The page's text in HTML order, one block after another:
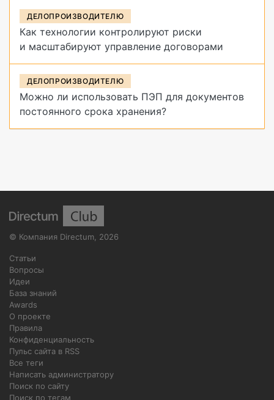
ДЕЛОПРОИЗВОДИТЕЛЮ
Как технологии контролируют риски
и масштабируют управление договорами
ДЕЛОПРОИЗВОДИТЕЛЮ
Можно ли использовать ПЭП для документов
постоянного срока хранения?
© Компания Directum 2026
Статьи
Вопросы
Идеи
База знаний
Awards
О проекте
Правила
Конфиденциальность
Пульс сайта в RSS
Все теги
Написать администратору
Поиск по сайту
Поиск по тегам